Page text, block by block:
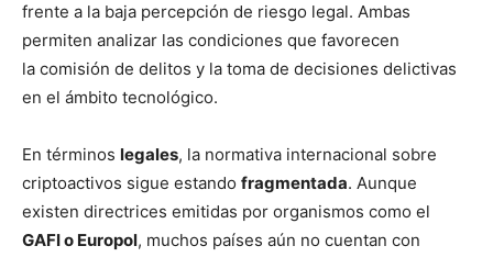
frente a la baja percepción de riesgo legal. Ambas
permiten analizar las condiciones que favorecen
la comisión de delitos y la toma de decisiones delictivas
en el ámbito tecnológico.
En términos legales, la normativa internacional sobre
criptoactivos sigue estando fragmentada. Aunque
existen directrices emitidas por organismos como el
GAFI o Europol, muchos países aún no cuentan con